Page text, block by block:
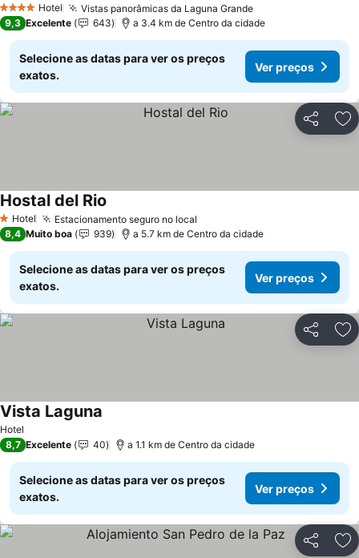
4 EstrelasHotel Vistas panorâmicas da Laguna GrandeVer preços
9,3 Excelente 643 a 3.4 km de Centro da cidade
Selecione as datas para ver os preços
exatos.
Ver preços
Partilhar
1 Estrelas
Hotel Estacionamento seguro no local
Hostal del Rio
8,4 Muito boa 939 a 5.7 km de Centro da cidade
Selecione as datas para ver os preços
exatos.
Ver preços
Partilhar
Hotel
Vista Laguna
8,7 Excelente 40 a 1.1 km de Centro da cidade
Selecione as datas para ver os preços
exatos.
Ver preços
Partilhar